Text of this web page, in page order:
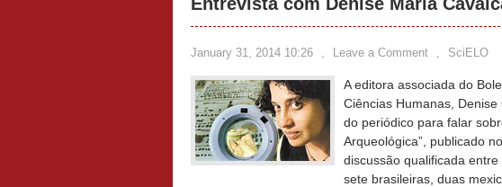
January 31, 2014 10:26 , Leave a Comment , SciELO
A editora associada do
Ciências Humanas,
do periódico para falar
Arqueológica”, publicado
discussão qualificada
sete brasileiras, duas